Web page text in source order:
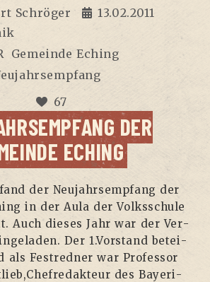
Schröger
13.02.2011
Gemeinde Eching
67
DER
ECHING
fand der Neu­jahrs­emp­fang der
in der Aula der Volks­schu­le
Auch die­ses Jahr war der Ver­
Der 1.Vorstand betei­
als Fest­red­ner war Pro­fes­sor
des Baye­ri­